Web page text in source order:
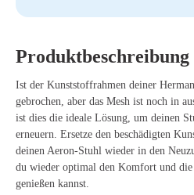
Produktbeschreibung
Ist der Kunststoffrahmen deiner
gebrochen, aber das Mesh ist noch in
ist dies die ideale Lösung, um deinen
erneuern. Ersetze den beschädigten
deinen Aeron-Stuhl wieder in den
du wieder optimal den Komfort und
genießen kannst.